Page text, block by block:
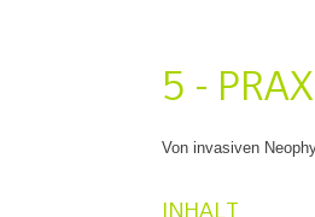
5 -
Von invasiven
INHALT